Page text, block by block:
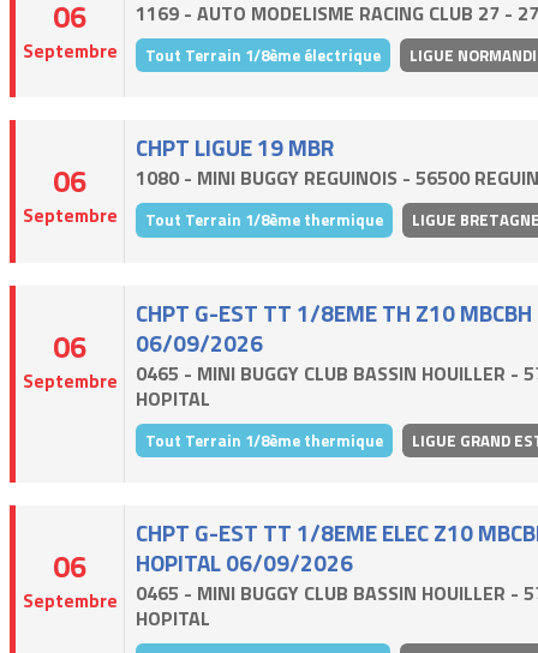
06
Septembre
1169 - AUTO MODELISME RACING CLUB 27 -
Tout Terrain 1/8ème électrique LIGUE
06
Septembre
CHPT LIGUE 19 MBR
1080 - MINI BUGGY REGUINOIS - 56500
Tout Terrain 1/8ème thermique LIGUE
06
Septembre
CHPT G-EST TT 1/8EME TH Z10 MBCBH
06/09/2026
0465 - MINI BUGGY CLUB BASSIN HOUILLER -
HOPITAL
Tout Terrain 1/8ème thermique LIGUE GRAND
06
Septembre
CHPT G-EST TT 1/8EME ELEC Z10
HOPITAL 06/09/2026
0465 - MINI BUGGY CLUB BASSIN HOUILLER -
HOPITAL